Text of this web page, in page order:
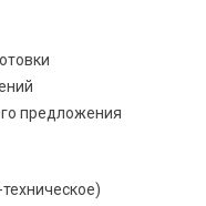
предложения